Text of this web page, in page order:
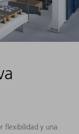
flexibilidad y una